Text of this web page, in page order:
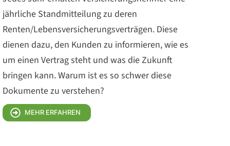
jährliche Standmitteilung zu deren
Renten/Lebensversicherungsverträgen. Diese
dienen dazu, den Kunden zu informieren, wie es
um einen Vertrag steht und was die Zukunft
bringen kann. Warum ist es so schwer diese
Dokumente zu verstehen?
MEHR ERFAHREN